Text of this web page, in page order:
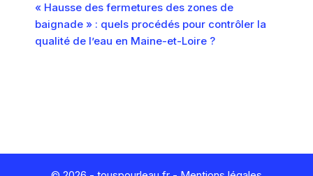
« Hausse des fermetures des zones de
baignade » : quels procédés pour contrôler la
qualité de l’eau en Maine-et-Loire ?